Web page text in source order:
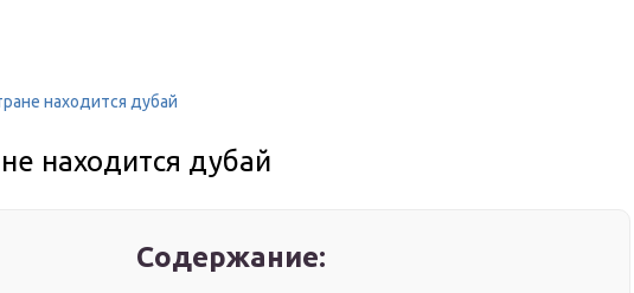
находится дубай
находится дубай
Содержание: